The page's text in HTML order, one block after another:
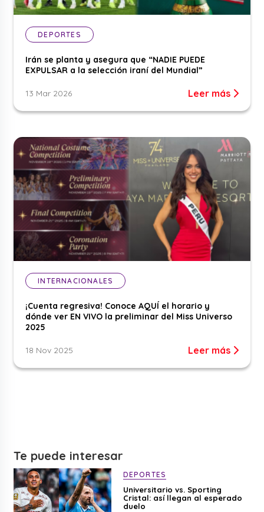
DEPORTES
Irán se planta y asegura que “NADIE PUEDE
EXPULSAR a la selección iraní del Mundial”
13 Mar 2026 Leer más
INTERNACIONALES
¡Cuenta regresiva! Conoce AQUÍ el horario y
dónde ver EN VIVO la preliminar del Miss Universo
2025
18 Nov 2025 Leer más
Te puede interesar
DEPORTES
Universitario vs. Sporting
Cristal: así llegan al esperado
duelo